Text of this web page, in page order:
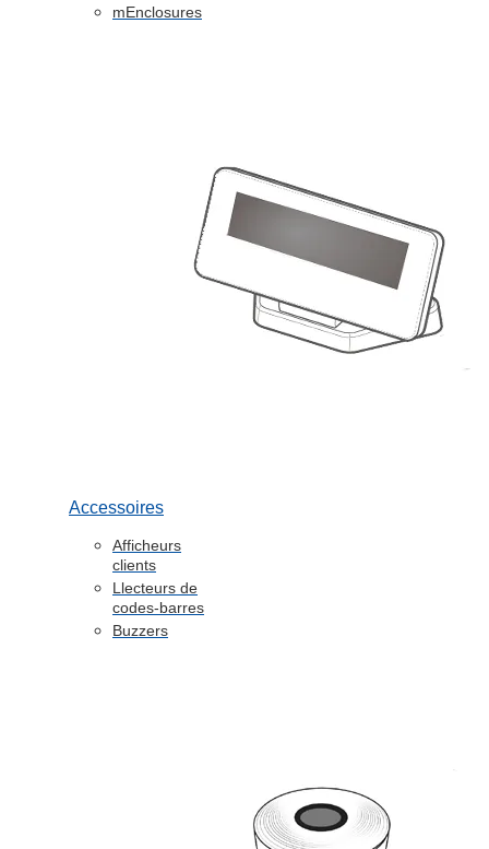
mEnclosures
Accessoires
Afficheurs
clients
Llecteurs de
codes-barres
Buzzers